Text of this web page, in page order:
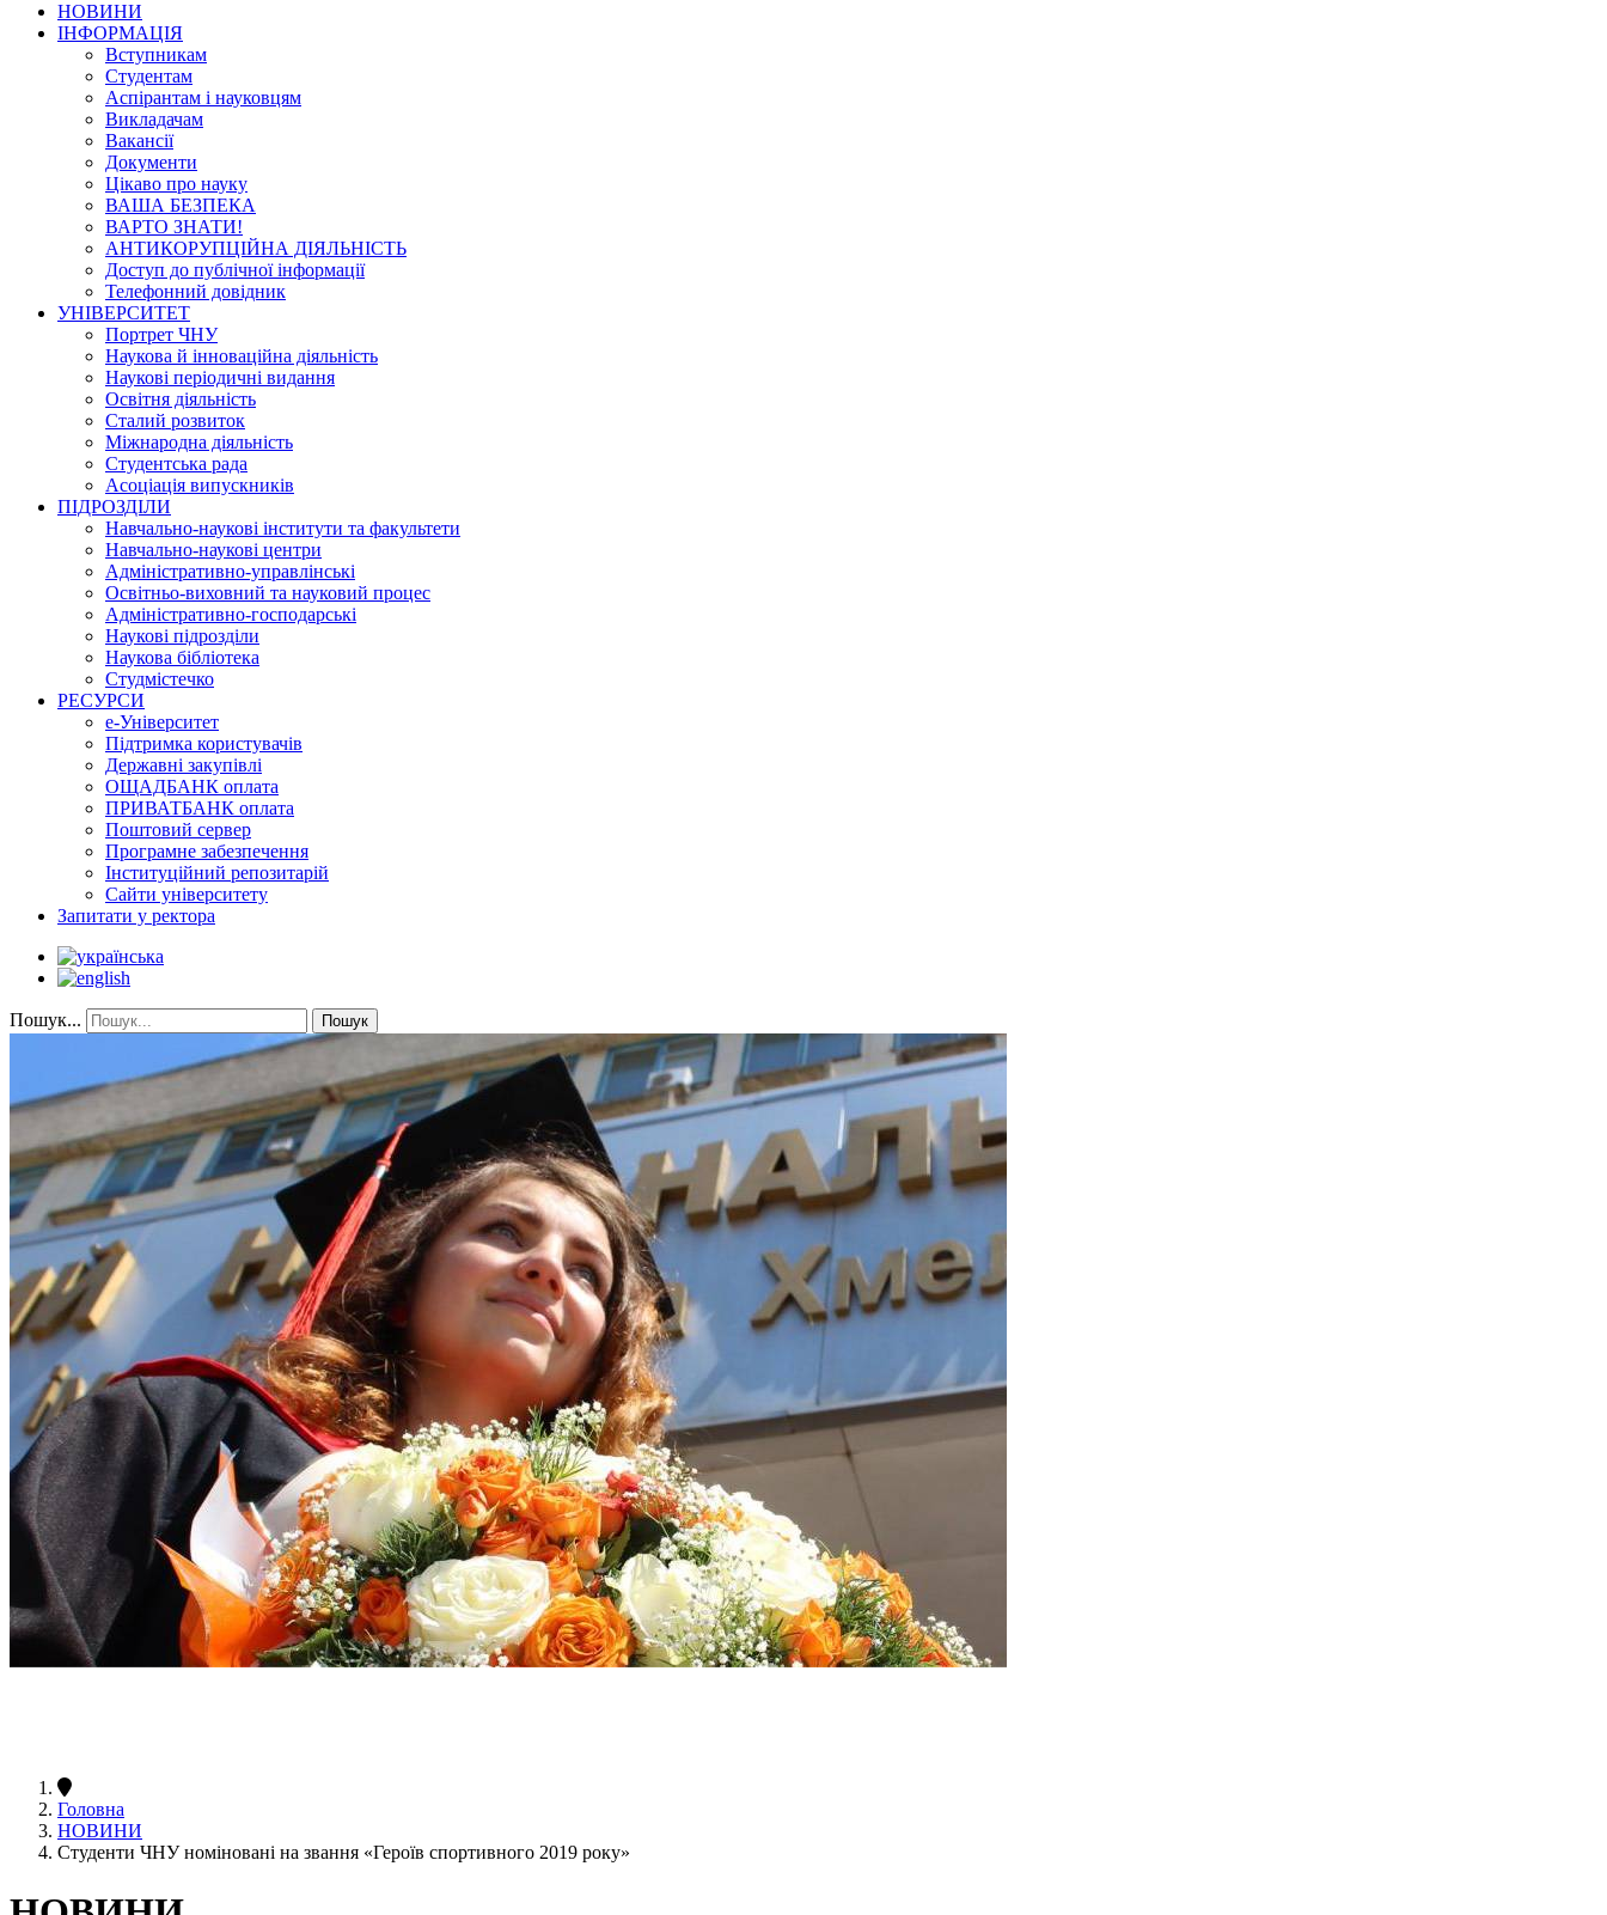
НОВИНИ
ІНФОРМАЦІЯ
Вступникам
Студентам
Аспірантам і науковцям
Викладачам
Вакансії
Документи
Цікаво про науку
ВАША БЕЗПЕКА
ВАРТО ЗНАТИ!
АНТИКОРУПЦІЙНА ДІЯЛЬНІСТЬ
Доступ до публічної інформації
Телефонний довідник
УНІВЕРСИТЕТ
Портрет ЧНУ
Наукова й інноваційна діяльність
Наукові періодичні видання
Освітня діяльність
Сталий розвиток
Міжнародна діяльність
Студентська рада
Асоціація випускників
ПІДРОЗДІЛИ
Навчально-наукові інститути та факультети
Навчально-наукові центри
Адміністративно-управлінські
Освітньо-виховний та науковий процес
Адміністративно-господарські
Наукові підрозділи
Наукова бібліотека
Студмістечко
РЕСУРСИ
е-Університет
Підтримка користувачів
Державні закупівлі
ОЩАДБАНК оплата
ПРИВАТБАНК оплата
Поштовий сервер
Програмне забезпечення
Інституційний репозитарій
Сайти університету
Запитати у ректора
Пошук... Пошук
Головна
НОВИНИ
Студенти ЧНУ номіновані на звання «Героїв спортивного 2019 року»